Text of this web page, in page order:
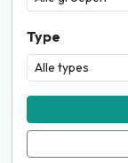
Type